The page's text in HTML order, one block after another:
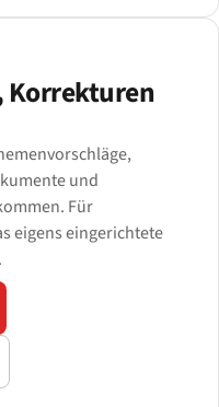
Korrekturen
und
Für
eigens eingerichtete